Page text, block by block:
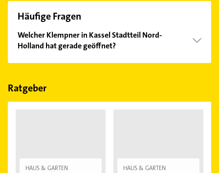
Häufige Fragen
Welcher Klempner in Kassel Stadtteil Nord-
Holland hat gerade geöffnet?
Im Anbieter-Bereich finden Sie alleÖffnungszeiten.
Feiertagen abweichen können.
Ratgeber
HAUS & GARTEN HAUS & GARTEN